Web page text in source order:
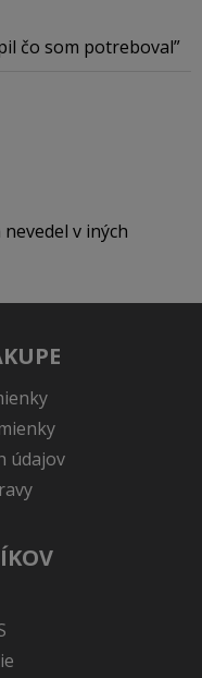
čo som potreboval
v iných
údajov